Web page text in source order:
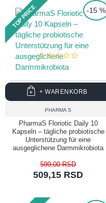
TOP PRICE -15 %
PHARMA S
PharmaS Floriotic Daily 10
Kapseln – tägliche probiotische
Unterstützung für eine
ausgeglichene Darmmikrobiota
509,15 RSD
599,00 RSD
+ WARENKORB